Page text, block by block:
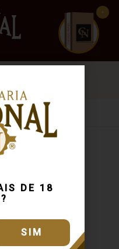
DE 18
SIM
www.cachacarianacional.com.br
CUIDADO FRÁGIL